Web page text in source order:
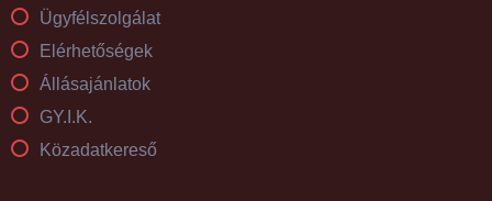
Ügyfélszolgálat
Elérhetőségek
Állásajánlatok
GY.I.K.
Közadatkereső